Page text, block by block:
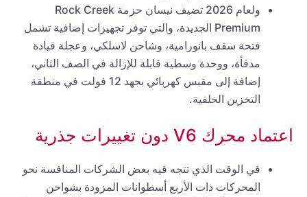
ولعام 2026 تضيف نيسان حزمة Rock Creek
Premium الجديدة، والتي توفر تجهيزات إضافية تشمل
فتحة سقف بانورامية، وشاحن لاسلكي، وعجلة قيادة
مدفأة، ووحدة وسطية قابلة للإزالة في الصف الثاني،
إضافة إلى مقبس كهربائي بجهد 12 فولت في منطقة
التخزين الخلفية.
اعتماد محرك V6 دون تغييرات جذرية
في الوقت الذي تتجه فيه بعض الشركات المنافسة نحو
المحركات ذات الأربع أسطوانات المزودة بشواحن